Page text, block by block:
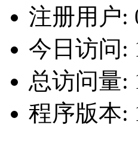
注册用户:
今日访问:
总访问量:
程序版本: